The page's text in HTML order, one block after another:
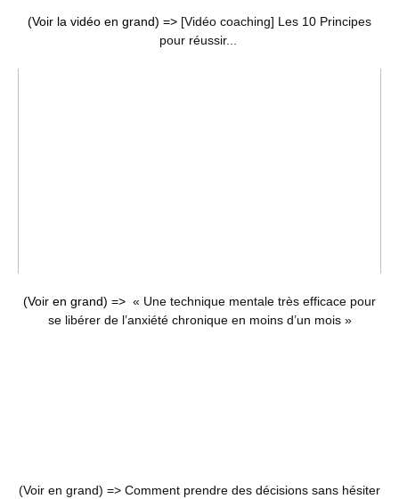
(Voir la vidéo en grand) => [Vidéo coaching] Les 10 Principes
pour réussir...
(Voir en grand) => « Une technique mentale très efficace pour
se libérer de l’anxiété chronique en moins d’un mois »
(Voir en grand) => Comment prendre des décisions sans hésiter